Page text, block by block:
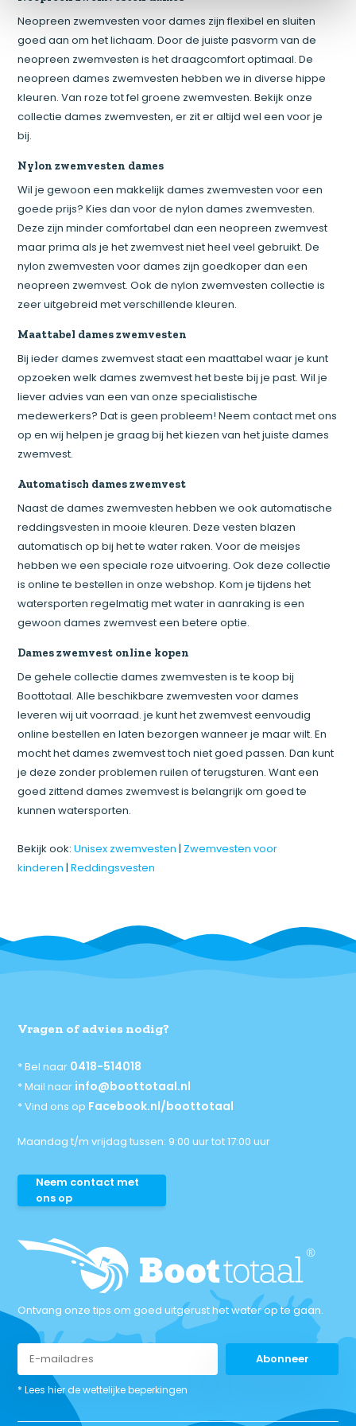
Neopreen zwemvesten voor dames zijn flexibel en sluiten
goed aan om het lichaam. Door de juiste pasvorm van de
neopreen zwemvesten is het draagcomfort optimaal. De
neopreen dames zwemvesten hebben we in diverse hippe
kleuren. Van roze tot fel groene zwemvesten. Bekijk onze
collectie dames zwemvesten, er zit er altijd wel een voor je
bij.
Nylon zwemvesten dames
Wil je gewoon een makkelijk dames zwemvesten voor een
goede prijs? Kies dan voor de nylon dames zwemvesten.
Deze zijn minder comfortabel dan een neopreen zwemvest
maar prima als je het zwemvest niet heel veel gebruikt. De
nylon zwemvesten voor dames zijn goedkoper dan een
neopreen zwemvest. Ook de nylon zwemvesten collectie is
zeer uitgebreid met verschillende kleuren.
Maattabel dames zwemvesten
Bij ieder dames zwemvest staat een maattabel waar je kunt
opzoeken welk dames zwemvest het beste bij je past. Wil je
liever advies van een van onze specialistische
medewerkers? Dat is geen probleem! Neem contact met ons
op en wij helpen je graag bij het kiezen van het juiste dames
zwemvest.
Automatisch dames zwemvest
Naast de dames zwemvesten hebben we ook automatische
reddingsvesten in mooie kleuren. Deze vesten blazen
automatisch op bij het te water raken. Voor de meisjes
hebben we een speciale roze uitvoering. Ook deze collectie
is online te bestellen in onze webshop. Kom je tijdens het
watersporten regelmatig met water in aanraking is een
gewoon dames zwemvest een betere optie.
Dames zwemvest online kopen
De gehele collectie dames zwemvesten is te koop bij
Boottotaal. Alle beschikbare zwemvesten voor dames
leveren wij uit voorraad. je kunt het zwemvest eenvoudig
online bestellen en laten bezorgen wanneer je maar wilt. En
mocht het dames zwemvest toch niet goed passen. Dan kunt
je deze zonder problemen ruilen of terugsturen. Want een
goed zittend dames zwemvest is belangrijk om goed te
kunnen watersporten.
Bekijk ook:Unisex zwemvesten | Zwemvesten voor
kinderen |Reddingsvesten
Vragen of advies nodig?
* Bel naar 0418-514018
* Mail naar info@boottotaal.nl
* Vind ons op Facebook.nl/boottotaal
Maandag t/m vrijdag tussen: 9:00 uur tot 17:00 uur
Neem contact met
ons op
Ontvang onze tips om goed uitgerust het water op te gaan.
Abonneer
* Lees hier de wettelijke beperkingen